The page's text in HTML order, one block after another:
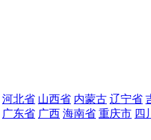
河北省 山西省 内蒙古 辽宁省
广东省 广西 海南省 重庆市 四